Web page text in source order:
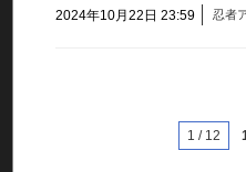
2024年10月22日 23:59 忍者
1 / 12